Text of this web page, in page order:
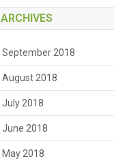
ARCHIVES
September 2018
August 2018
July 2018
June 2018
May 2018